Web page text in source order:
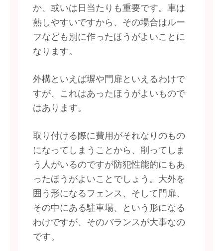
か、或いは日当たりも重要です。車は
熱しやすいですから、その場合はルー
フなども別に作ったほうがよいことに
なります。
外構といえば塀や門扉といえるわけで
すが、これはあったほうがよいもので
はあります。
取り付ける際に費用がそれなりのもの
になってしまうことから、削ってしま
う人がいるのですが防犯性能的にもあ
ったほうがよいことでしょう。大外を
囲う形になるフェンス、そして門扉、
その中にある駐車場、という形になる
わけですが、そのバランスが大事なの
です。